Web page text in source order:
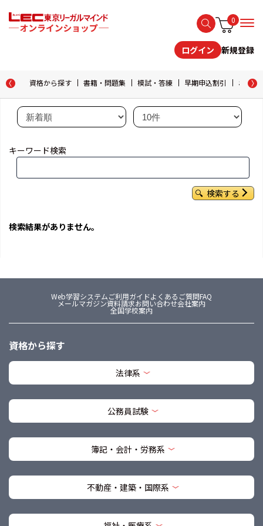
0
ログイン 新規登録
資格から探す 書籍・問題集 模試・答練 早期申込割引 おため
キーワード検索
検索する
検索結果がありません。
Web学習システムご利用ガイドよくあるご質問FAQ
メールマガジン資料請求お問い合わせ会社案内
全国学校案内
資格から探す
法律系
公務員試験
簿記・会計・労務系
不動産・建築・国際系